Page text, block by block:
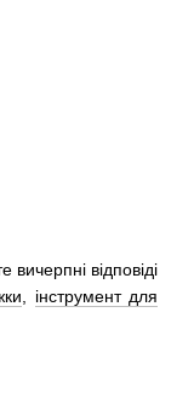
відповіді
, інструмент для